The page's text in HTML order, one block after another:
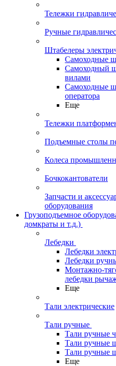
Тележки
Ручные
Штабелеры
Самоходные
Самоходный
вилами
Самоходные
оператора
Еще
Тележки
Подъемные столы
Колеса
Бочкокантователи
Запчасти и
оборудования
Грузоподъемное
домкраты и т.д.)
Лебедки
Лебедки
Лебедки
Монтажно-
лебедки
Еще
Тали электрические
Тали ручные
Тали ручные
Тали ручные
Тали ручные
Еще